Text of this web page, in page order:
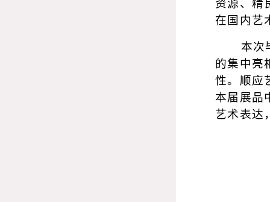
资源、精
在国内艺
本次
的集中亮
性。顺应
本届展品
艺术表达